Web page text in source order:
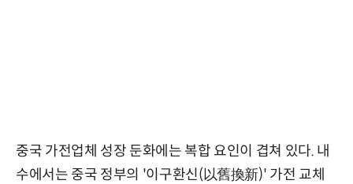
중국 가전업체 성장 둔화에는 복합 요인이 겹쳐 있다. 내
수에서는 중국 정부의 '이구환신(以舊換新)' 가전 교체